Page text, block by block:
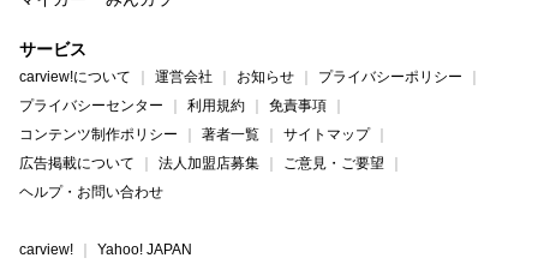
サービス
carview!について 運営会社 お知らせ
プライバシーポリシー
プライバシーセンター
利用規約
免責事項
コンテンツ制作ポリシー
著者一覧
サイトマップ
広告掲載について
法人加盟店募集
ご意見・ご要望
ヘルプ・お問い合わせ
carview! Yahoo! JAPAN